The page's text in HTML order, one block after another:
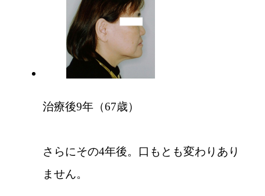
治療後9年（67歳）
さらにその4年後。口もとも変わりあり
ません。